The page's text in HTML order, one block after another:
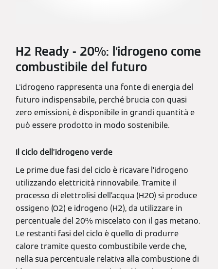
H2 Ready - 20%: l’idrogeno come
combustibile del futuro
L'idrogeno rappresenta una fonte di energia del
futuro indispensabile, perché brucia con quasi
zero emissioni, è disponibile in grandi quantità e
può essere prodotto in modo sostenibile.
Il ciclo dell’idrogeno verde
Le prime due fasi del ciclo è ricavare l’idrogeno
utilizzando elettricità rinnovabile. Tramite il
processo di elettrolisi dell’acqua (H2O) si produce
ossigeno (O2) e idrogeno (H2), da utilizzare in
percentuale del 20% miscelato con il gas metano.
Le restanti fasi del ciclo è quello di produrre
calore tramite questo combustibile verde che,
nella sua percentuale relativa alla combustione di